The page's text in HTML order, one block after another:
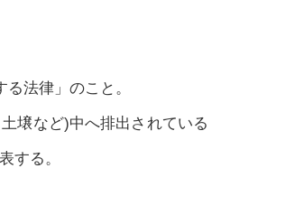
法律」のこと。
壌など)中へ排出されている
する。